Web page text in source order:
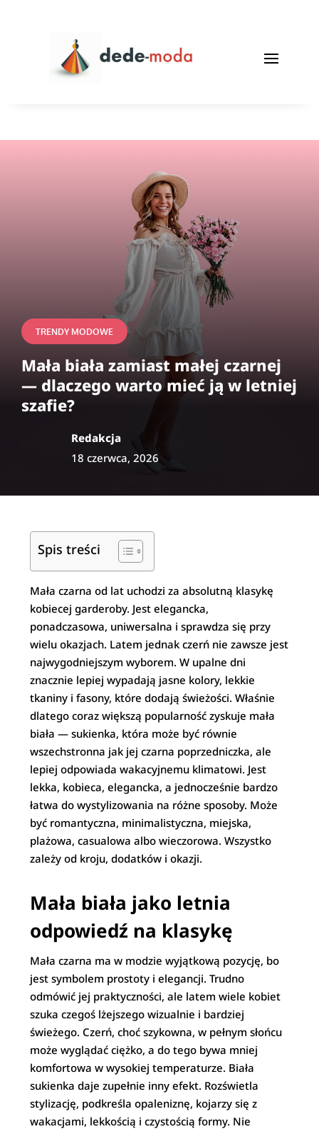
TRENDY MODOWE
Mała biała zamiast małej czarnej
— dlaczego warto mieć ją w letniej
szafie?
Redakcja
18 czerwca, 2026
Spis treści
Mała czarna od lat uchodzi za absolutną klasykę
kobiecej garderoby. Jest elegancka,
ponadczasowa, uniwersalna i sprawdza się przy
wielu okazjach. Latem jednak czerń nie zawsze jest
najwygodniejszym wyborem. W upalne dni
znacznie lepiej wypadają jasne kolory, lekkie
tkaniny i fasony, które dodają świeżości. Właśnie
dlatego coraz większą popularność zyskuje mała
biała — sukienka, która może być równie
wszechstronna jak jej czarna poprzedniczka, ale
lepiej odpowiada wakacyjnemu klimatowi. Jest
lekka, kobieca, elegancka, a jednocześnie bardzo
łatwa do wystylizowania na różne sposoby. Może
być romantyczna, minimalistyczna, miejska,
plażowa, casualowa albo wieczorowa. Wszystko
zależy od kroju, dodatków i okazji.
Mała biała jako letnia
odpowiedź na klasykę
Mała czarna ma w modzie wyjątkową pozycję, bo
jest symbolem prostoty i elegancji. Trudno
odmówić jej praktyczności, ale latem wiele kobiet
szuka czegoś lżejszego wizualnie i bardziej
świeżego. Czerń, choć szykowna, w pełnym słońcu
może wyglądać ciężko, a do tego bywa mniej
komfortowa w wysokiej temperaturze. Biała
sukienka daje zupełnie inny efekt. Rozświetla
stylizację, podkreśla opaleniznę, kojarzy się z
wakacjami, lekkością i czystością formy. Nie